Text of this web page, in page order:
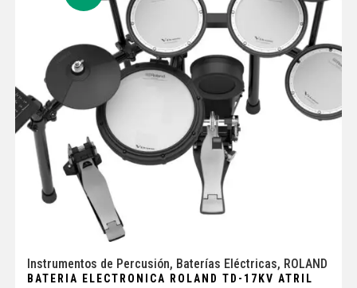
Instrumentos de Percusión, Baterías Eléctricas, ROLAND
BATERIA ELECTRONICA ROLAND TD-17KV ATRIL